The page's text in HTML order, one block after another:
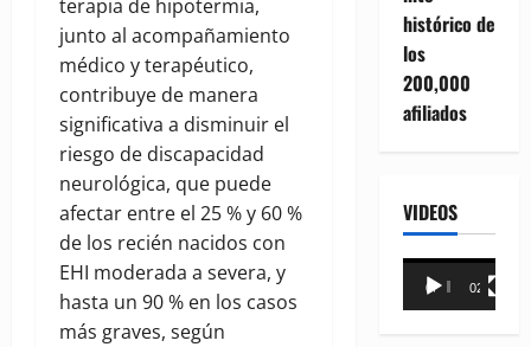
terapia de hipotermia,
junto al acompañamiento
médico y terapéutico,
contribuye de manera
significativa a disminuir el
riesgo de discapacidad
neurológica, que puede
afectar entre el 25 % y 60 %
de los recién nacidos con
EHI moderada a severa, y
hasta un 90 % en los casos
más graves, según
histórico de
los
200,000
afiliados
VIDEOS
Reproductor
00:00 02:18